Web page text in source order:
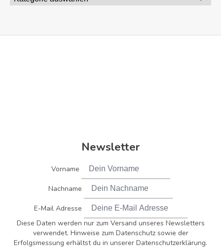
Newsletter
Vorname
Nachname
E-Mail Adresse
Diese Daten werden nur zum Versand unseres Newsletters
verwendet. Hinweise zum Datenschutz sowie der
Erfolgsmessung erhältst du in unserer Datenschutzerklärung.